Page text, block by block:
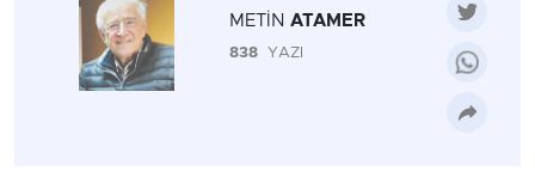
METİN ATAMER
838 YAZI